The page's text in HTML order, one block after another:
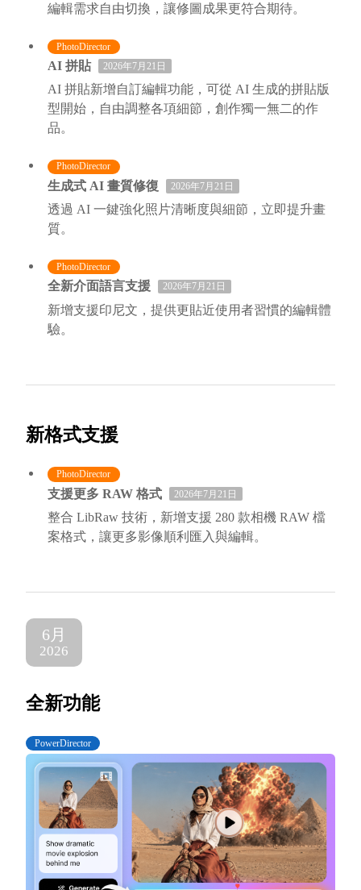
編輯需求自由切換，讓修圖成果更符合期待。
PhotoDirector
AI 拼貼 2026年7月21日
AI 拼貼新增自訂編輯功能，可從 AI 生成的拼貼版
型開始，自由調整各項細節，創作獨一無二的作
品。
PhotoDirector
生成式 AI 畫質修復 2026年7月21日
透過 AI 一鍵強化照片清晰度與細節，立即提升畫
質。
PhotoDirector
全新介面語言支援 2026年7月21日
新增支援印尼文，提供更貼近使用者習慣的編輯體
驗。
新格式支援
PhotoDirector
支援更多 RAW 格式 2026年7月21日
整合 LibRaw 技術，新增支援 280 款相機 RAW 檔
案格式，讓更多影像順利匯入與編輯。
6月
2026
全新功能
PowerDirector